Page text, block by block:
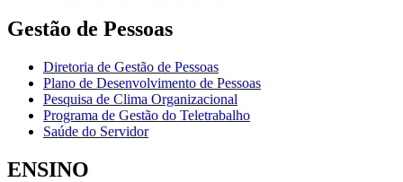
Gestão de Pessoas
Diretoria de Gestão de Pessoas
Plano de Desenvolvimento de Pessoas
Pesquisa de Clima Organizacional
Programa de Gestão do Teletrabalho
Saúde do Servidor
ENSINO